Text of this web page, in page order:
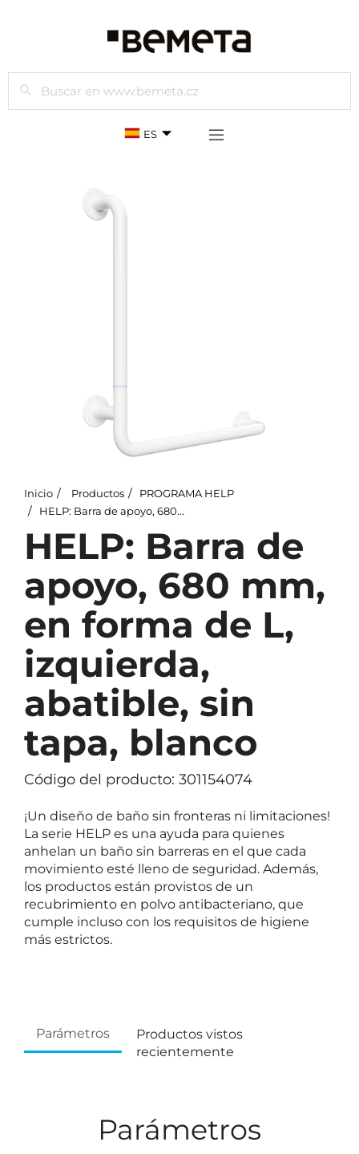
Buscar
ES
Inicio Productos
PROGRAMA HELP
HELP: Barra de apoyo, 680 mm, en forma de L, izquierda, abatible, sin tapa, blanco
HELP: Barra de
apoyo, 680 mm,
en forma de L,
izquierda,
abatible, sin
tapa, blanco
Código del producto: 301154074
¡Un diseño de baño sin fronteras ni limitaciones!
La serie HELP es una ayuda para quienes
anhelan un baño sin barreras en el que cada
movimiento esté lleno de seguridad. Además,
los productos están provistos de un
recubrimiento en polvo antibacteriano, que
cumple incluso con los requisitos de higiene
más estrictos.
Parámetros
Productos vistos
recientemente
Parámetros